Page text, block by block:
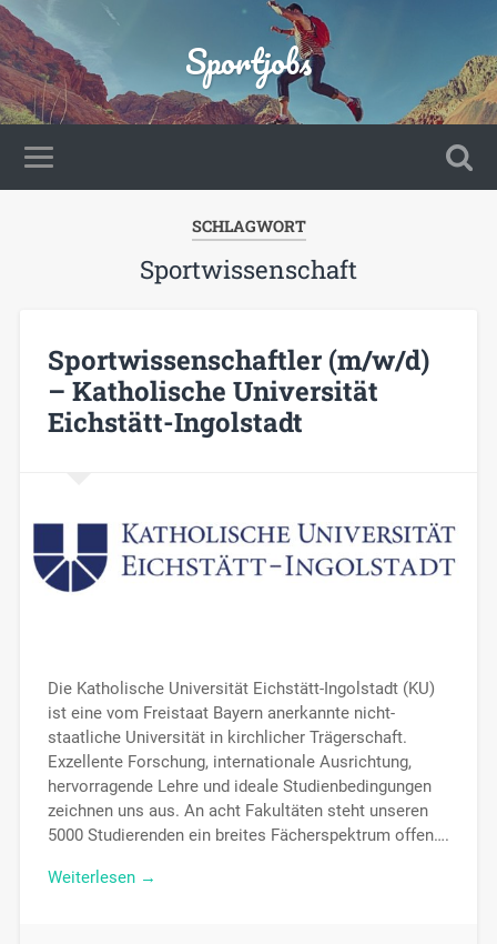
Sportjobs
SCHLAGWORT
Sportwissenschaft
Sportwissenschaftler (m/w/d)
– Katholische Universität
Eichstätt-Ingolstadt
Die Katholische Universität Eichstätt-Ingolstadt (KU)
ist eine vom Freistaat Bayern anerkannte nicht-
staatliche Universität in kirchlicher Trägerschaft.
Exzellente Forschung, internationale Ausrichtung,
hervorragende Lehre und ideale Studienbedingungen
zeichnen uns aus. An acht Fakultäten steht unseren
5000 Studierenden ein breites Fächerspektrum offen….
Weiterlesen →